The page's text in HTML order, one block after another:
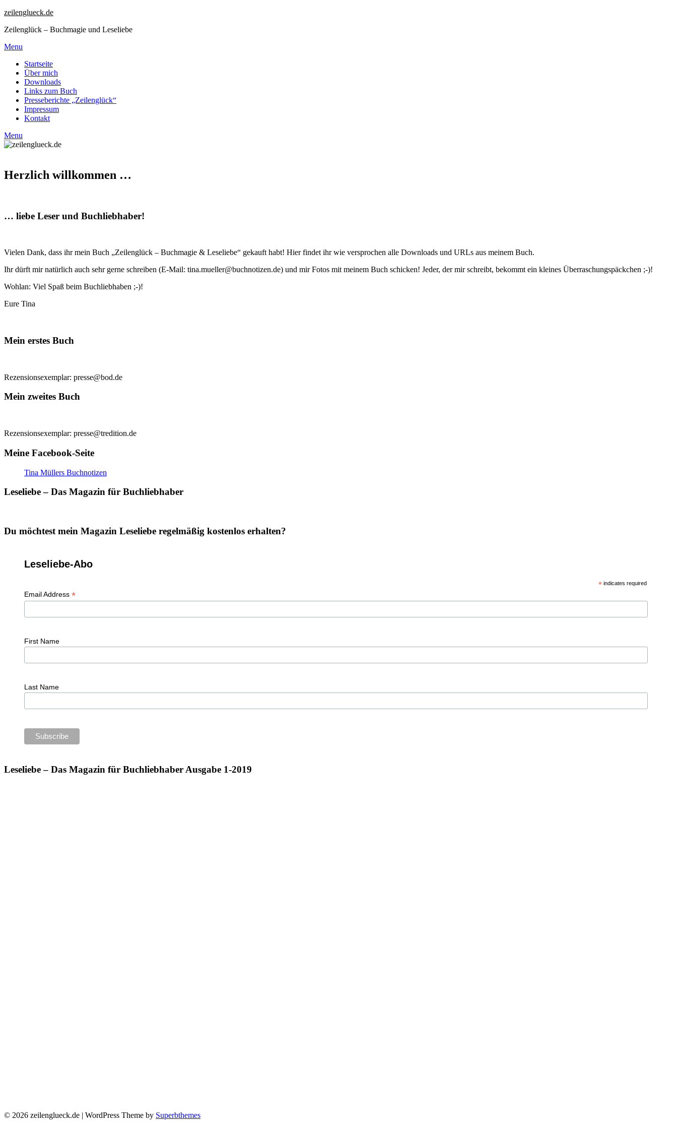
zeilenglueck.de
Zeilenglück – Buchmagie und Leseliebe
Menu
Startseite
Über mich
Downloads
Links zum Buch
Presseberichte „Zeilenglück“
Impressum
Kontakt
Menu
Herzlich willkommen …
… liebe Leser und Buchliebhaber!
Vielen Dank, dass ihr mein Buch „Zeilenglück – Buchmagie & Leseliebe“ gekauft habt! Hier findet ihr wie versprochen alle Downloads und URLs aus meinem Buch.
Ihr dürft mir natürlich auch sehr gerne schreiben (E-Mail: tina.mueller@buchnotizen.de) und mir Fotos mit meinem Buch schicken! Jeder, der mir schreibt, bekommt ein kleines Überraschungspäckchen ;-)!
Wohlan: Viel Spaß beim Buchliebhaben ;-)!
Eure Tina
Mein erstes Buch
Rezensionsexemplar: presse@bod.de
Mein zweites Buch
Rezensionsexemplar: presse@tredition.de
Meine Facebook-Seite
Tina Müllers Buchnotizen
Leseliebe – Das Magazin für Buchliebhaber
Du möchtest mein Magazin Leseliebe regelmäßig kostenlos erhalten?
Leseliebe-Abo
* indicates required
Email Address *
First Name
Last Name
Leseliebe – Das Magazin für Buchliebhaber Ausgabe 1-2019
© 2026 zeilenglueck.de | WordPress Theme by Superbthemes